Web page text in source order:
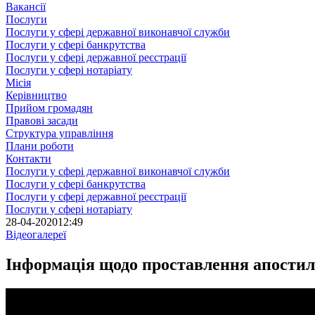
Вакансії
Послуги
Послуги у сфері державної виконавчої служби
Послуги у сфері банкрутства
Послуги у сфері державної реєстрації
Послуги у сфері нотаріату
Місія
Керівництво
Прийом громадян
Правові засади
Структура управління
Плани роботи
Контакти
Послуги у сфері державної виконавчої служби
Послуги у сфері банкрутства
Послуги у сфері державної реєстрації
Послуги у сфері нотаріату
28-04-202012:49
Відеогалереї
Інформація щодо проставлення